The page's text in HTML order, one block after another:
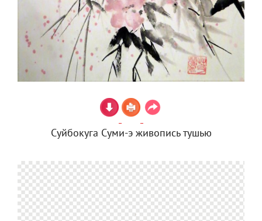
Суйбокуга Суми-э живопись тушью